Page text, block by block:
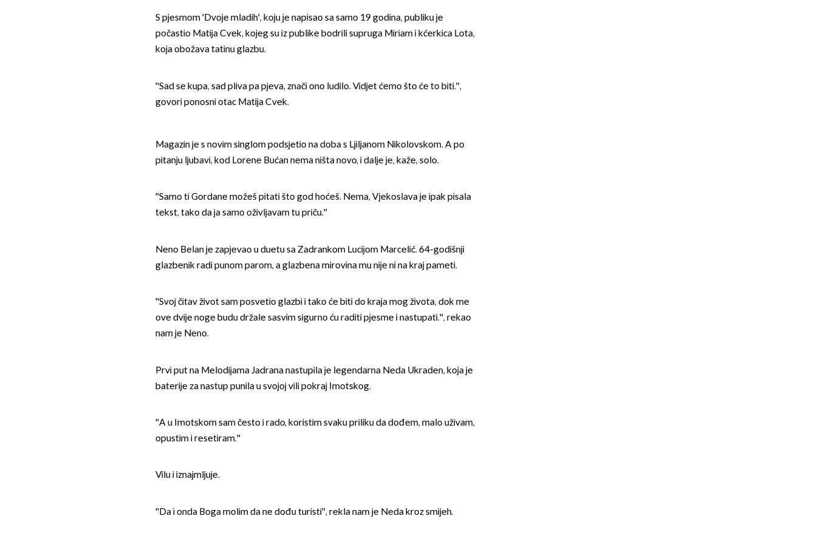
S pjesmom 'Dvoje mladih', koju je napisao sa samo 19 godina, publiku je
počastio Matija Cvek, kojeg su iz publike bodrili supruga Miriam i kćerkica Lota,
koja obožava tatinu glazbu.
''Sad se kupa, sad pliva pa pjeva, znači ono ludilo. Vidjet ćemo što će to biti.'',
govori ponosni otac Matija Cvek.
Magazin je s novim singlom podsjetio na doba s Ljiljanom Nikolovskom. A po
pitanju ljubavi, kod Lorene Bućan nema ništa novo, i dalje je, kaže, solo.
''Samo ti Gordane možeš pitati što god hoćeš. Nema, Vjekoslava je ipak pisala
tekst, tako da ja samo oživljavam tu priču.''
Neno Belan je zapjevao u duetu sa Zadrankom Lucijom Marcelić. 64-godišnji
glazbenik radi punom parom, a glazbena mirovina mu nije ni na kraj pameti.
''Svoj čitav život sam posvetio glazbi i tako će biti do kraja mog života, dok me
ove dvije noge budu držale sasvim sigurno ću raditi pjesme i nastupati.'', rekao
nam je Neno.
Prvi put na Melodijama Jadrana nastupila je legendarna Neda Ukraden, koja je
baterije za nastup punila u svojoj vili pokraj Imotskog.
''A u Imotskom sam često i rado, koristim svaku priliku da dođem, malo uživam,
opustim i resetiram.''
Vilu i iznajmljuje.
''Da i onda Boga molim da ne dođu turisti'', rekla nam je Neda kroz smijeh.